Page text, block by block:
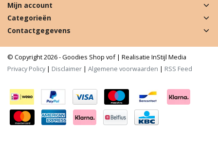
Mijn account
Categorieën
Contactgegevens
© Copyright 2026 - Goodies Shop vof | Realisatie InStijl Media
Privacy Policy| Disclaimer | Algemene voorwaarden | RSS Feed